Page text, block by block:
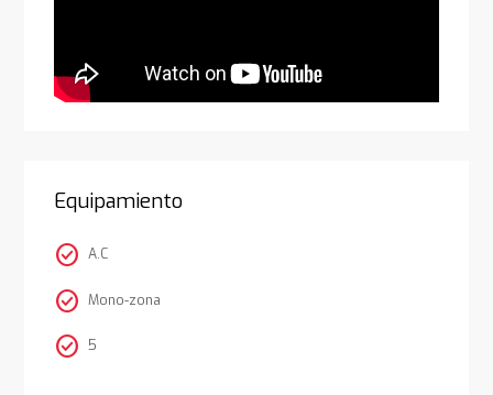
Equipamiento
check_circle A.C
check_circle Mono-zona
check_circle 5